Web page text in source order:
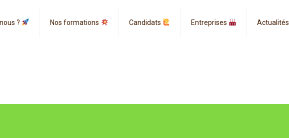
? Nos formations Candidats Entreprises Actualités